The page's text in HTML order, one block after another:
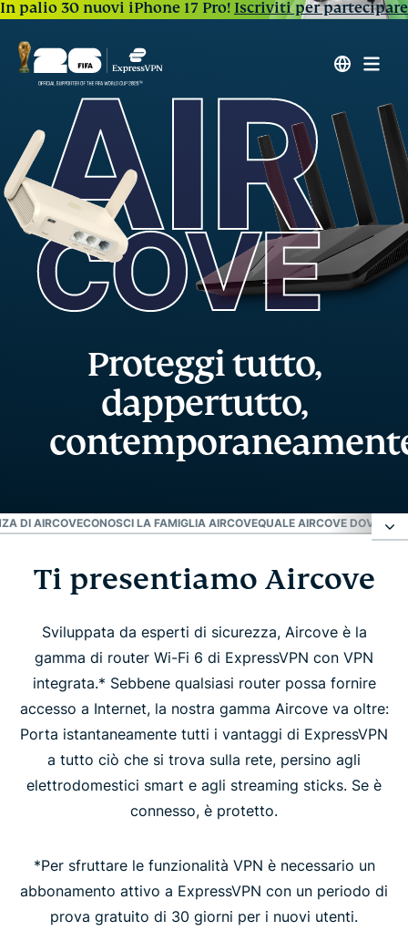
In palio 30 nuovi iPhone 17 Pro! Iscriviti per partecipare
Proteggi tutto,
dappertutto,
DI AIRCOVECONOSCI LA FAMIGLIA AIRCOVEQUALE AIRCOVE DOVREI
Ti presentiamo Aircove
Sperimenta la differenza di Aircove
Conosci la famiglia Aircove
Quale Aircove dovrei acquistare?
Le persone amano Aircove
Ti presentiamo Aircove
Sviluppata da esperti di sicurezza, Aircove è la
gamma di router Wi-Fi 6 di ExpressVPN con VPN
integrata.* Sebbene qualsiasi router possa fornire
accesso a Internet, la nostra gamma Aircove va oltre:
Porta istantaneamente tutti i vantaggi di ExpressVPN
a tutto ciò che si trova sulla rete, persino agli
elettrodomestici smart e agli streaming sticks. Se è
connesso, è protetto.
*Per sfruttare le funzionalità VPN è necessario un
abbonamento attivo a ExpressVPN con un periodo di
prova gratuito di 30 giorni per i nuovi utenti.